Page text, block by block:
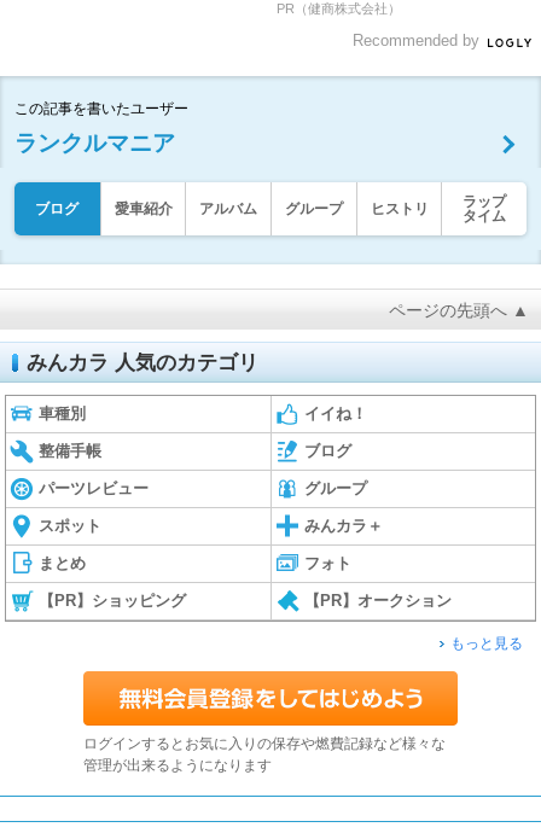
PR（健商株式会社）
Recommended by
この記事を書いたユーザー
ランクルマニア
ブログ 愛車紹介 アルバム グループ ヒストリ
ラップ
タイム
ページの先頭へ ▲
みんカラ 人気のカテゴリ
車種別 イイね！
整備手帳 ブログ
パーツレビュー グループ
スポット みんカラ＋
まとめ フォト
【PR】ショッピング 【PR】オークション
もっと見る
ログインするとお気に入りの保存や燃費記録など様々な
管理が出来るようになります